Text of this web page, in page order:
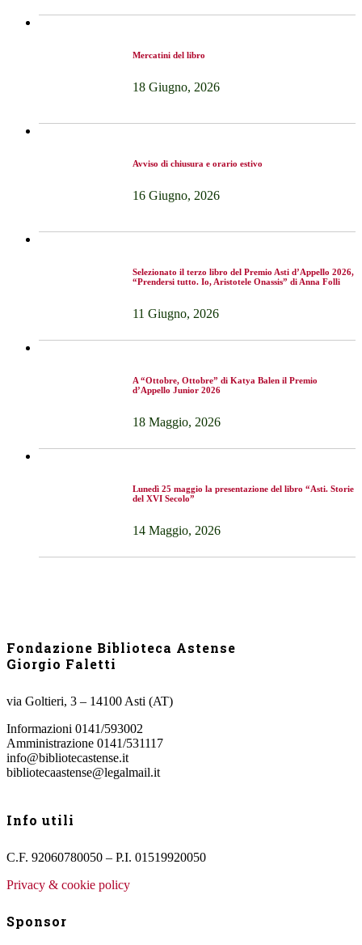
Mercatini del libro
18 Giugno, 2026
Avviso di chiusura e orario estivo
16 Giugno, 2026
Selezionato il terzo libro del Premio Asti d’Appello 2026,
“Prendersi tutto. Io, Aristotele Onassis” di Anna Folli
11 Giugno, 2026
A “Ottobre, Ottobre” di Katya Balen il Premio
d’Appello Junior 2026
18 Maggio, 2026
Lunedì 25 maggio la presentazione del libro “Asti. Storie
del XVI Secolo”
14 Maggio, 2026
Fondazione Biblioteca Astense
Giorgio Faletti
via Goltieri, 3 – 14100 Asti (AT)
Informazioni 0141/593002
Amministrazione 0141/531117
info@bibliotecastense.it
bibliotecaastense@legalmail.it
Info utili
C.F. 92060780050 – P.I. 01519920050
Privacy & cookie policy
Sponsor